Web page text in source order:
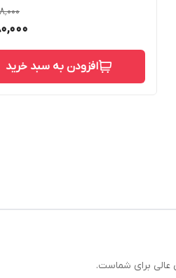
افزودن به سبد خرید
عالی برای شماست.